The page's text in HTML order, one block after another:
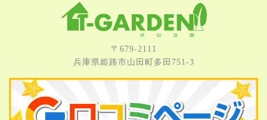
〒679-2111
兵庫県姫路市⼭⽥町多⽥751-3